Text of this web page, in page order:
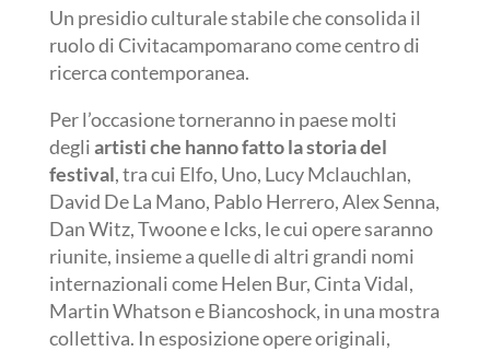
Un presidio culturale stabile che consolida il
ruolo di Civitacampomarano come centro di
ricerca contemporanea.
Per l’occasione torneranno in paese molti
degliartisti che hanno fatto la storia del
festival, tra cui Elfo, Uno, Lucy Mclauchlan,
David De La Mano, Pablo Herrero, Alex Senna,
Dan Witz, Twoone e Icks, le cui opere saranno
riunite, insieme a quelle di altri grandi nomi
internazionali come Helen Bur, Cinta Vidal,
Martin Whatson e Biancoshock, in una mostra
collettiva. In esposizione opere originali,